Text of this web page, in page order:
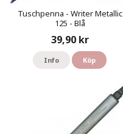
Tuschpenna - Writer Metallic
125 - Blå
39,90 kr
Info Köp